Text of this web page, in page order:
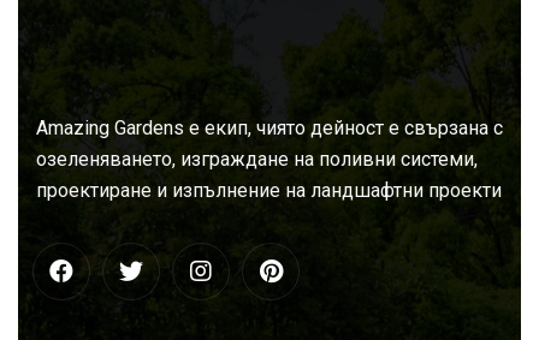
Занас
Amazing Gardens е екип, чиято дейност е свързана с
озеленяването, изграждане на поливни системи,
проектиране и изпълнение на ландшафтни проекти